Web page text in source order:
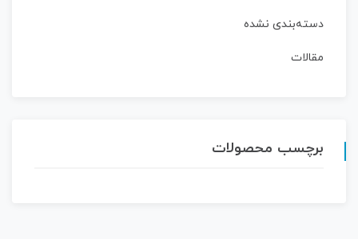
دسته‌بندی نشده
مقالات
برچسب محصولات